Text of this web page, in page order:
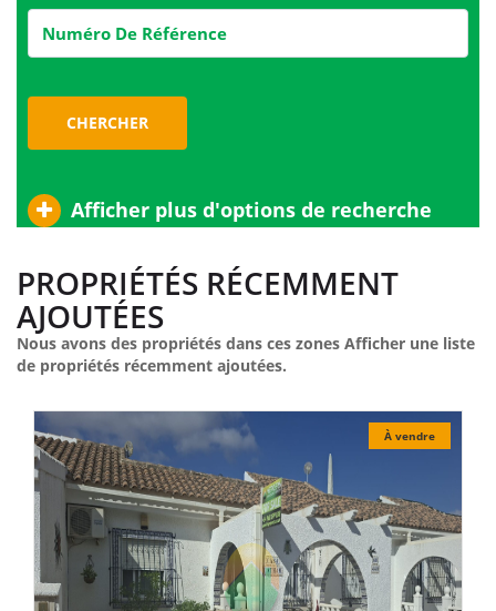
CHERCHER
Afficher plus d'options de recherche
PROPRIÉTÉS RÉCEMMENT
AJOUTÉES
Nous avons des propriétés dans ces zones Afficher une liste
de propriétés récemment ajoutées.
À vendre